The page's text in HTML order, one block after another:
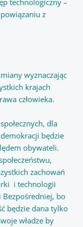
technologiczny –
z
wyznaczając
krajach
człowieka.
dla
będzie
obywateli.
zachowań
i technologii
bo
będzie dana tylko
władze by